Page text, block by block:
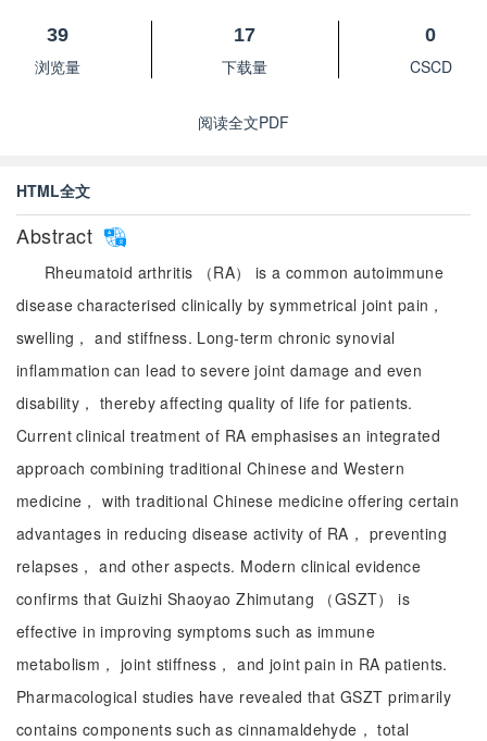
39
浏览量
17
下载量
0
CSCD
阅读全文PDF
HTML全文
Abstract
Rheumatoid arthritis （RA） is a common autoimmune
disease characterised clinically by symmetrical joint pain，
swelling， and stiffness. Long-term chronic synovial
inflammation can lead to severe joint damage and even
disability， thereby affecting quality of life for patients.
Current clinical treatment of RA emphasises an integrated
approach combining traditional Chinese and Western
medicine， with traditional Chinese medicine offering certain
advantages in reducing disease activity of RA， preventing
relapses， and other aspects. Modern clinical evidence
confirms that Guizhi Shaoyao Zhimutang （GSZT） is
effective in improving symptoms such as immune
metabolism， joint stiffness， and joint pain in RA patients.
Pharmacological studies have revealed that GSZT primarily
contains components such as cinnamaldehyde， total